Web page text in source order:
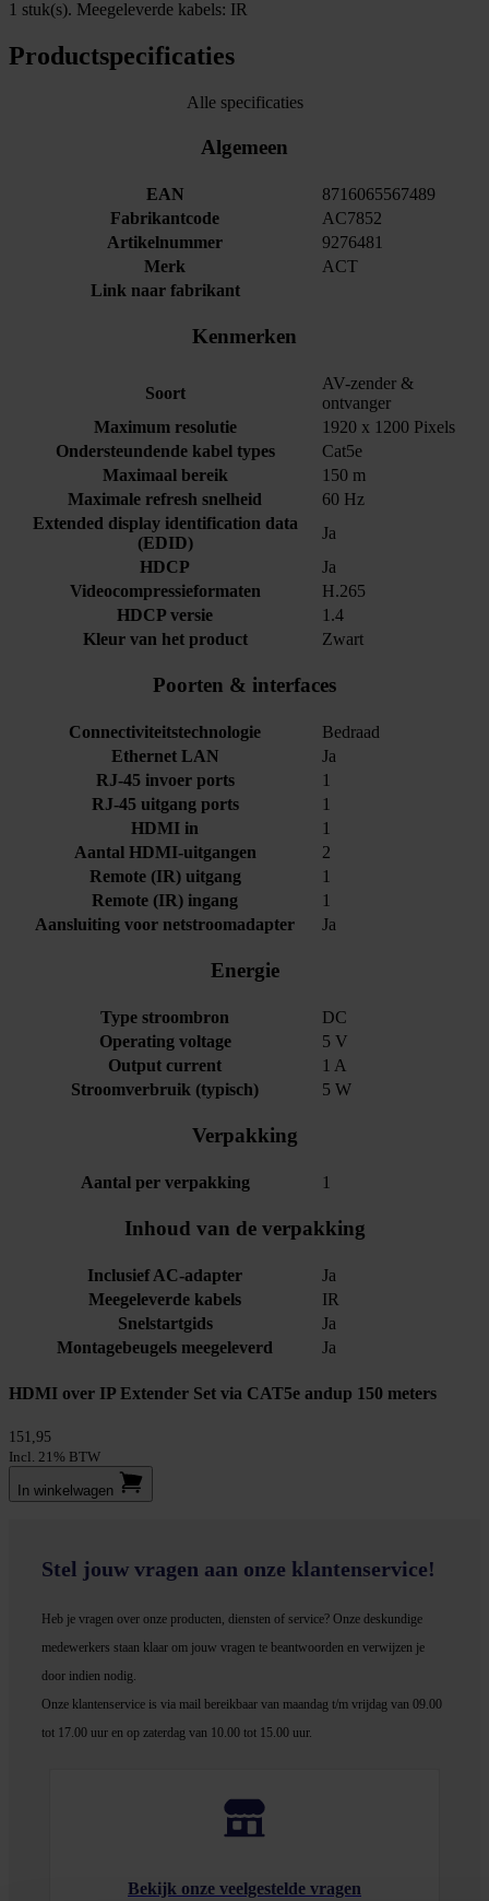
1 stuk(s). Meegeleverde kabels: IR
Productspecificaties
Alle specificaties
Algemeen
EAN
8716065567489
Fabrikantcode
AC7852
Artikelnummer
9276481
Merk
ACT
Link naar fabrikant
Kenmerken
Soort
AV-zender &
ontvanger
Maximum resolutie
1920 x 1200 Pixels
Ondersteundende kabel types
Cat5e
Maximaal bereik
150 m
Maximale refresh snelheid
60 Hz
Extended display identification data
(EDID)
Ja
HDCP
Ja
Videocompressieformaten
H.265
HDCP versie
1.4
Kleur van het product
Zwart
Poorten & interfaces
Connectiviteitstechnologie
Bedraad
Ethernet LAN
Ja
RJ-45 invoer ports
1
RJ-45 uitgang ports
1
HDMI in
1
Aantal HDMI-uitgangen
2
Remote (IR) uitgang
1
Remote (IR) ingang
1
Aansluiting voor netstroomadapter
Ja
Energie
Type stroombron
DC
Operating voltage
5 V
Output current
1 A
Stroomverbruik (typisch)
5 W
Verpakking
Aantal per verpakking 1
Inhoud van de verpakking
Inclusief AC-adapter
Ja
Meegeleverde kabels
IR
Snelstartgids
Ja
Montagebeugels meegeleverd
Ja
HDMI over IP Extender Set via CAT5e andup 150 meters
151,95
Incl. 21% BTW
In winkel­wagen
Stel jouw vragen aan onze klantenservice!
Heb je vragen over onze producten, diensten of service? Onze deskundige
medewerkers staan klaar om jouw vragen te beantwoorden en verwijzen je
door indien nodig.
Onze klantenservice is via mail bereikbaar van maandag t/m vrijdag van 09.00
tot 17.00 uur en op zaterdag van 10.00 tot 15.00 uur.
Bekijk onze veelgestelde vragen